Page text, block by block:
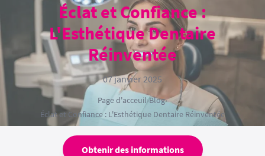
Éclat et Confiance :
L'Esthétique Dentaire
Réinventée
07 janvier 2025
Page d'acceuil›Blog›
Éclat et Confiance : L'Esthétique Dentaire Réinventée
Obtenir des informations